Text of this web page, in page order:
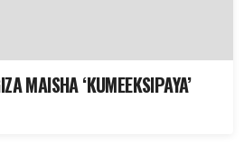
MAISHA ‘KUMEEKSIPAYA’